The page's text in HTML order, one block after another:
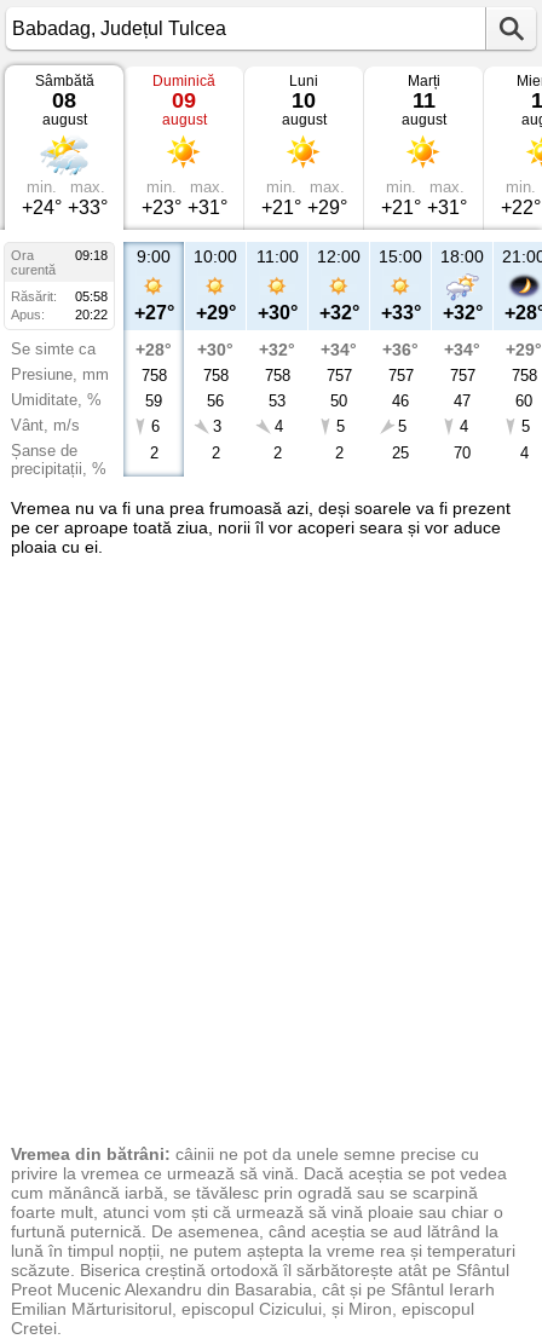
Vremea
Babadag
Județul
Tulcea
Sâmbătă
08
august
min.
+24°
max.
+33°
Duminică
09
august
min.
+23°
max.
+31°
Luni
10
august
min.
+21°
max.
+29°
Marți
11
august
min.
+21°
max.
+31°
min.
+22°
Ora
09:18
curentă
Răsărit:
05:58
Apus:
20:22
Se simte ca
Presiune, mm
Umiditate, %
Vânt, m/s
Șanse de
precipitații, %
9:00
+27°
+28°
758
59
6
2
10:00
+29°
+30°
758
56
3
2
11:00
+30°
+32°
758
53
4
2
12:00
+32°
+34°
757
50
5
2
15:00
+33°
+36°
757
46
5
25
18:00
+32°
+34°
757
47
4
70
+29°
758
60
5
4
Vremea nu va fi una prea frumoasă azi, deși soarele va fi prezent
pe cer aproape toată ziua, norii îl vor acoperi seara și vor aduce
ploaia cu ei.
Vremea din bătrâni: câinii ne pot da unele semne precise cu
privire la vremea ce urmează să vină. Dacă aceștia se pot vedea
cum mănâncă iarbă, se tăvălesc prin ogradă sau se scarpină
foarte mult, atunci vom ști că urmează să vină ploaie sau chiar o
furtună puternică. De asemenea, când aceștia se aud lătrând la
lună în timpul nopții, ne putem aștepta la vreme rea și temperaturi
scăzute. Biserica creștină ortodoxă îl sărbătorește atât pe Sfântul
Preot Mucenic Alexandru din Basarabia, cât și pe Sfântul Ierarh
Emilian Mărturisitorul, episcopul Cizicului, și Miron, episcopul
Cretei.